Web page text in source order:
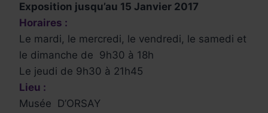
Exposition jusqu’au 15 Janvier 2017
Horaires :
Le mardi, le mercredi, le vendredi, le samedi et
le dimanche de 9h30 à 18h
Le jeudi de 9h30 à 21h45
Lieu :
Musée D’ORSAY